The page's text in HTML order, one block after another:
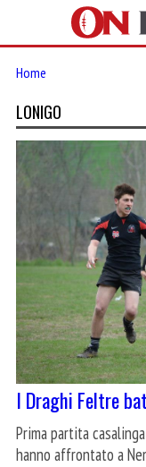
Home
LONIGO
I Draghi Feltre
Prima partita
hanno affrontato a